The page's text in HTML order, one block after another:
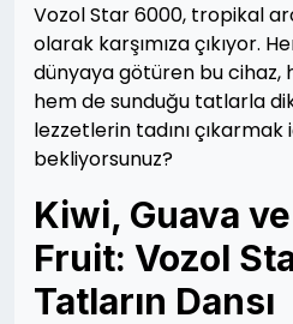
Vozol Star 6000, tropikal
olarak karşımıza çıkıyor.
dünyaya götüren bu cihaz,
hem de sunduğu tatlarla
lezzetlerin tadını çıkarmak
bekliyorsunuz?
Kiwi, Guava
Fruit: Vozol
Tatların Dansı